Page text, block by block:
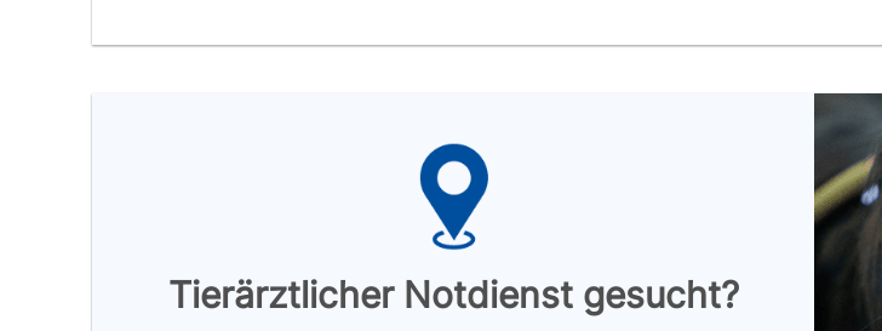
Tierärztlicher Notdienst gesucht?